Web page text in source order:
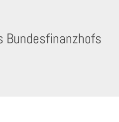
Bundesfinanzhofs